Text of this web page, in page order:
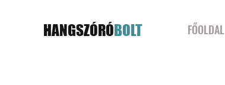
HANGSZÓRÓBOLT FŐOLDAL